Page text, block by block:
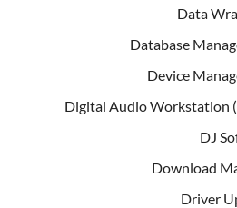
Data
Database
Device
Digital Audio Workstation
DJ
Download
Driver